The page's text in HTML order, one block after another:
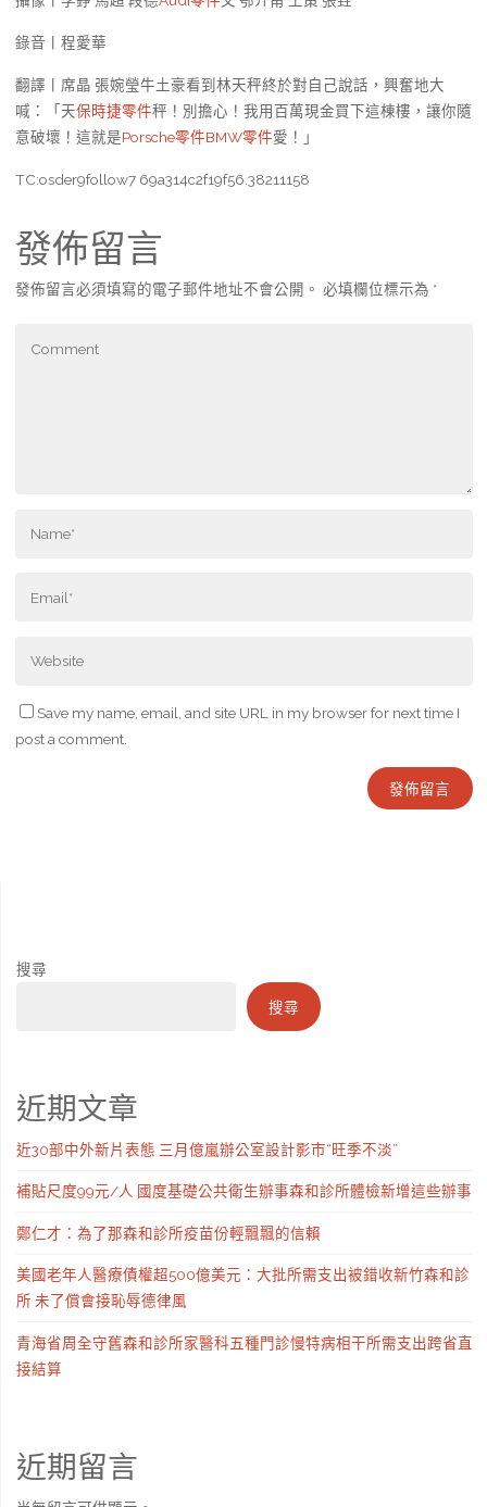
錄音丨程愛華
翻譯丨席晶 張婉瑩牛土豪看到林天秤終於對自己說話，興奮地大
喊：「天保時捷零件秤！別擔心！我用百萬現金買下這棟樓，讓你隨
意破壞！這就是Porsche零件BMW零件愛！」
TC:osder9follow7 69a314c2f19f56.38211158
發佈留言
發佈留言必須填寫的電子郵件地址不會公開。 必填欄位標示為 *
Save my name, email, and site URL in my browser for next time I
post a comment.
搜尋
搜尋
近期文章
近30部中外新片表態 三月億嵐辦公室設計影市“旺季不淡”
補貼尺度99元/人 國度基礎公共衛生辦事森和診所體檢新增這些辦事
鄭仁才：為了那森和診所疫苗份輕飄飄的信賴
美國老年人醫療債權超500億美元：大批所需支出被錯收新竹森和診
所 未了償會接恥辱德律風
青海省周全守舊森和診所家醫科五種門診慢特病相干所需支出跨省直
接結算
近期留言